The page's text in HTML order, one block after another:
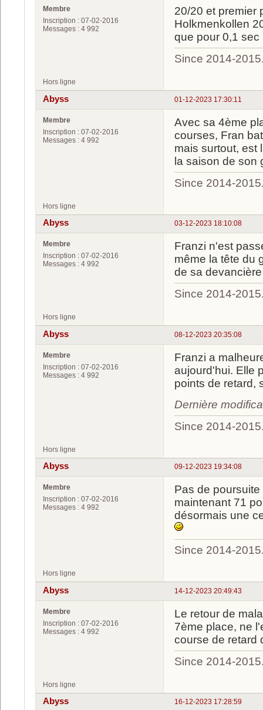
Membre
Inscription : 07-02-2016
Messages : 4 992
20/20 et premier
Holkmenkollen
que pour 0,1
Since 2014-
Hors ligne
01-12-2023 17:30:11
Abyss
Membre
Inscription : 07-02-2016
Messages : 4 992
Avec sa 4ème
courses, Fran
mais surtout, est
la saison de son
Since 2014-
Hors ligne
03-12-2023 18:10:08
Abyss
Membre
Inscription : 07-02-2016
Messages : 4 992
Franzi n'est
même la tête du
de sa
Since 2014-
Hors ligne
08-12-2023 20:35:08
Abyss
Membre
Inscription : 07-02-2016
Messages : 4 992
Franzi a
aujourd'hui. Elle
points de retard,
Dernière
Since 2014-
Hors ligne
09-12-2023 19:34:08
Abyss
Membre
Inscription : 07-02-2016
Messages : 4 992
Pas de
maintenant 71
désormais une
Since 2014-
Hors ligne
14-12-2023 20:49:43
Abyss
Membre
Inscription : 07-02-2016
Messages : 4 992
Le retour de
7ème place, ne
course de retard
Since 2014-
Hors ligne
16-12-2023 17:28:59
Abyss